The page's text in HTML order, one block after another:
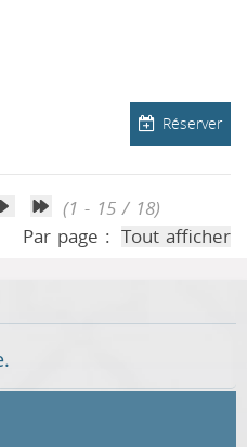
Réserver
(1 - 15 / 18)
Par page : Tout afficher